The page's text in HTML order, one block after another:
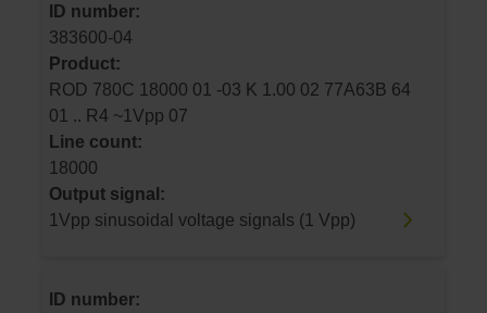
ID number:
383600-04
Product:
ROD 780C 18000 01 -03 K 1.00 02 77A63B 64
01 .. R4 ~1Vpp 07
Line count:
18000
Output signal:
1Vpp sinusoidal voltage signals (1 Vpp)
ID number: